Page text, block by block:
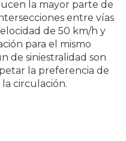
la mayor parte de
entre vías
de 50 km/h y
para el mismo
de siniestralidad son
la preferencia de
la circulación.